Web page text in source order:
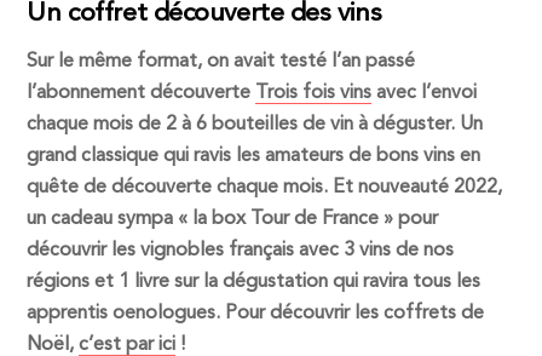
Un coffret découverte des vins
Sur le même format, on avait testé l’an passé
l’abonnement découverte
Trois fois vins avec l’envoi
chaque mois de 2 à 6 bouteilles de vin à déguster. Un
grand classique qui ravis les amateurs de bons vins en
quête de découverte chaque mois. Et nouveauté 2022,
un cadeau sympa « la box Tour de France » pour
découvrir les vignobles français avec 3 vins de nos
régions et 1 livre sur la dégustation qui ravira tous les
apprentis oenologues. Pour découvrir les coffrets de
Noël,c’est par ici !